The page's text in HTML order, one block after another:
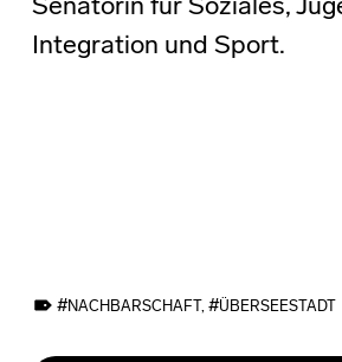
Senatorin für Soziales,
Integration und Sport.
NACHBARSCHAFT , ÜBERSEESTADT